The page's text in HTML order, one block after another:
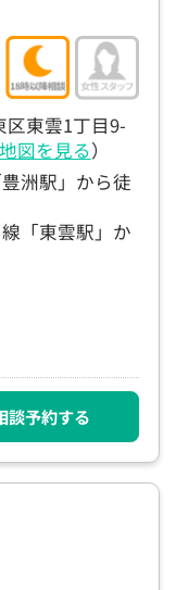
区東雲1丁目9-
地図を見る）
洲駅」から徒
「東雲駅」か
談予約する